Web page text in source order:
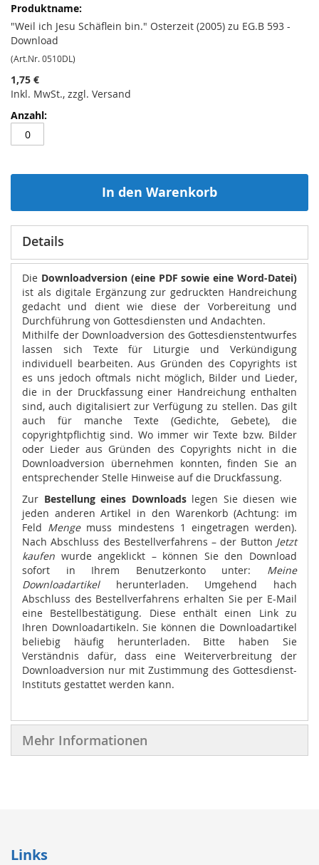
Produkte
-
Artikel
"Weil ich Jesu Schäflein bin." Osterzeit (2005) zu EG.B 593 -
Download
(Art.Nr. 0510DL)
1,75 €
Inkl. MwSt., zzgl. Versand
In den Warenkorb
Details
Die Downloadversion (eine PDF sowie eine Word-Datei)
ist als digitale Ergänzung zur gedruckten Handreichung
gedacht und dient wie diese der Vorbereitung und
Durchführung von Gottesdiensten und Andachten.
Mithilfe der Downloadversion des Gottesdienstentwurfes
lassen sich Texte für Liturgie und Verkündigung
individuell bearbeiten. Aus Gründen des Copyrights ist
es uns jedoch oftmals nicht möglich, Bilder und Lieder,
die in der Druckfassung einer Handreichung enthalten
sind, auch digitalisiert zur Verfügung zu stellen. Das gilt
auch für manche Texte (Gedichte, Gebete), die
copyrightpflichtig sind. Wo immer wir Texte bzw. Bilder
oder Lieder aus Gründen des Copyrights nicht in die
Downloadversion übernehmen konnten, finden Sie an
entsprechender Stelle Hinweise auf die Druckfassung.
Zur Bestellung eines Downloadslegen Sie diesen wie
jeden anderen Artikel in den Warenkorb (Achtung: im
Feld Mengemuss mindestens 1 eingetragen werden).
Nach Abschluss des Bestellverfahrens – der Button Jetzt
kaufen wurde angeklickt – können Sie den Download
sofort in Ihrem Benutzerkonto unter: Meine
Downloadartikelherunterladen. Umgehend hach
Abschluss des Bestellverfahrens erhalten Sie per E-Mail
eine Bestellbestätigung. Diese enthält einen Link zu
Ihren Downloadartikeln. Sie können die Downloadartikel
beliebig häufig herunterladen. Bitte haben Sie
Verständnis dafür, dass eine Weiterverbreitung der
Downloadversion nur mit Zustimmung des Gottesdienst-
Instituts gestattet werden kann.
Mehr Informationen
Links